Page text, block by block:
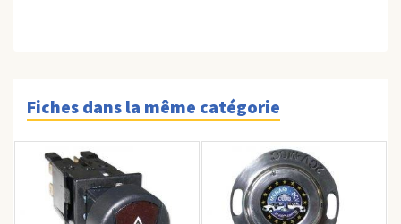
Fiches dans la même catégorie